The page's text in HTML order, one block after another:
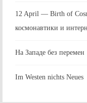
12 April — Birth of
космонавтики и
На Западе без перемен
Im Westen nichts Neues